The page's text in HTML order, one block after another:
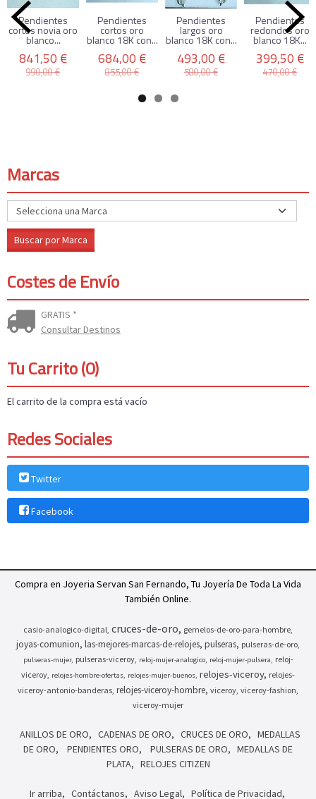
Marcas
Costes de Envío
GRATIS *
Consultar Destinos
Tu Carrito (0)
El carrito de la compra está vacío
Redes Sociales
Twitter
Facebook
Pendientes
cortos novia oro
blanco...
841,50 €
990,00 €
Pendientes
cortos oro
blanco 18K con...
684,00 €
855,00 €
Pendientes
largos oro
blanco 18K con...
493,00 €
580,00 €
Pendientes
redondos oro
blanco 18K...
399,50 €
470,00 €
Compra en Joyeria Servan San Fernando, Tu Joyería De Toda La Vida
También Online.
casio-analogico-digital cruces-de-oro gemelos-de-oro-para-hombre
joyas-comunion las-mejores-marcas-de-relojes pulseras pulseras-de-oro
pulseras-mujer pulseras-viceroy reloj-mujer-analogico reloj-mujer-pulsera
reloj-
viceroy relojes-hombre-ofertas relojes-mujer-buenos relojes-viceroy relojes-
viceroy-antonio-banderas relojes-viceroy-hombre viceroy viceroy-fashion
viceroy-mujer
ANILLOS DE ORO CADENAS DE ORO CRUCES DE ORO
MEDALLAS
DE ORO
PENDIENTES ORO PULSERAS DE ORO
MEDALLAS DE
PLATA
RELOJES CITIZEN
Ir arriba Contáctanos Aviso Legal Política de Privacidad